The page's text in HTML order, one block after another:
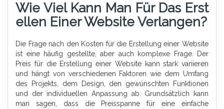
Wie Viel Kann Man Für Das Erst
Ellen Einer Website Verlangen?
Die Frage nach den Kosten für die Erstellung einer Website
ist eine häufig gestellte, aber auch komplexe Frage. Der
Preis für die Erstellung einer Website kann stark variieren
und hängt von verschiedenen Faktoren wie dem Umfang
des Projekts, dem Design, den gewünschten Funktionen
und der individuellen Anpassung ab. Grundsätzlich kann
man sagen, dass die Preisspanne für eine einfache